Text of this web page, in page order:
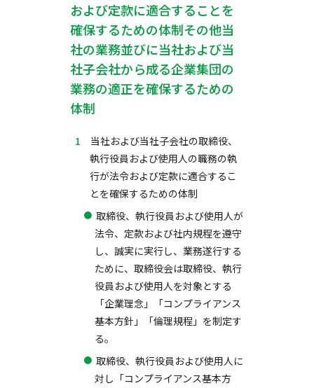
および定款に適合することを
確保するための体制その他当
社の業務並びに当社および当
社子会社から成る企業集団の
業務の適正を確保するための
体制
当社および当社子会社の取締役、
執行役員および使用人の職務の執
行が法令および定款に適合するこ
とを確保するための体制
取締役、執行役員および使用人が
法令、定款および社内規程を遵守
し、誠実に実行し、業務遂行する
ために、取締役会は取締役、執行
役員および使用人を対象とする
「企業理念」「コンプライアンス
基本方針」「倫理規程」を制定す
る。
取締役、執行役員および使用人に
対し「コンプライアンス基本方